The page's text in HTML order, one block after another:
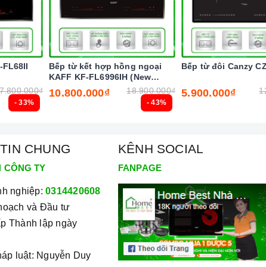
ăn bị tràn ra mặt bếp, cảm ứng sẽ phát ra tiếng
và giữ cho bếp sạch sẽ hơn.
dùng không chạm tay vào vùng nóng, giảm thiểu khả
gian lâu hơn thời gian mặc định của bếp, bếp sẽ
động tắt ngay sau đó để đảm bảo thức ăn không bị
- 33% - 43%
Bếp từ kết hợp hồng ngoại
KAFF KF-FL6996IH (New
2025)
10.800.000₫ 18.900.000₫
Bếp từ đôi Canzy
5.900.000₫
CHUNG
CÔNG TY
nghiệp: 0314420608
và Đầu tư
Thành lập ngày
luật: Nguyễn Duy
KÊNH SOCIAL
FANPAGE